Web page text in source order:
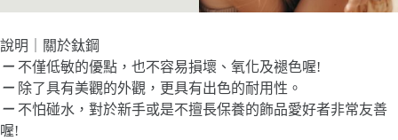
說明｜關於鈦鋼
－ 不僅低敏的優點，也不容易損壞、氧化及褪色喔!
－ 除了具有美觀的外觀，更具有出色的耐用性。
－ 不怕碰水，對於新手或是不擅長保養的飾品愛好者非常友善
喔!